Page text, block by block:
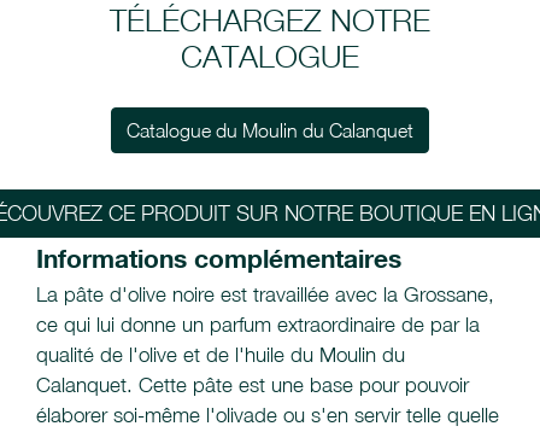
TÉLÉCHARGEZ NOTRE
CATALOGUE
Catalogue du Moulin du Calanquet
CE PRODUIT SUR NOTRE BOUTIQUE EN
Informations complémentaires
La pâte d'olive noire est travaillée avec la Grossane,
ce qui lui donne un parfum extraordinaire de par la
qualité de l'olive et de l'huile du Moulin du
Calanquet. Cette pâte est une base pour pouvoir
élaborer soi-même l'olivade ou s'en servir telle quelle